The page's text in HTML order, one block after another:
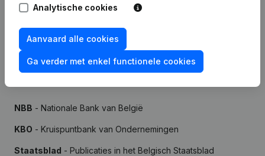
7 dagen gratis proefperiode, geen kredietkaart vereist.
NBB - Nationale Bank van België
KBO - Kruispuntbank van Ondernemingen
Staatsblad - Publicaties in het Belgisch Staatsblad
Analytische cookies
Aanvaard alle cookies
Ga verder met enkel functionele cookies